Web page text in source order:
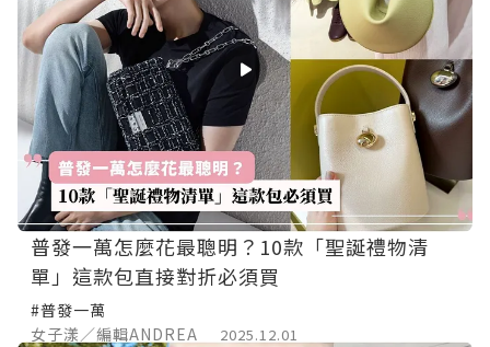
普發一萬怎麼花最聰明？10款「聖誕禮物清
單」這款包直接對折必須買
#普發一萬
女子漾／編輯ANDREA
2025.12.01